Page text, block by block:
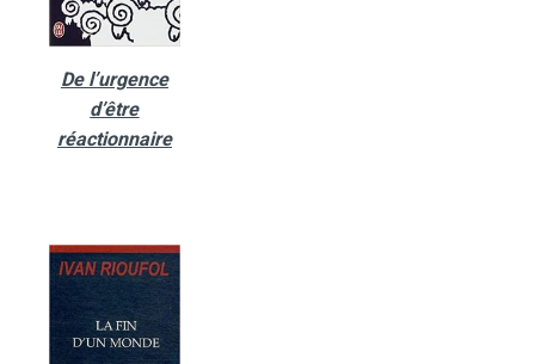
De l’urgence
d’être
réactionnaire